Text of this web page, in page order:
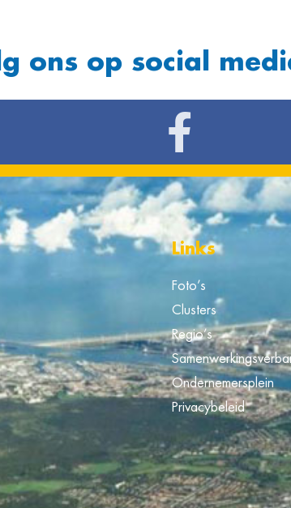
ons op social
Links
Foto’s
Clusters
Regio’s
Ondernemersplein
Privacybeleid